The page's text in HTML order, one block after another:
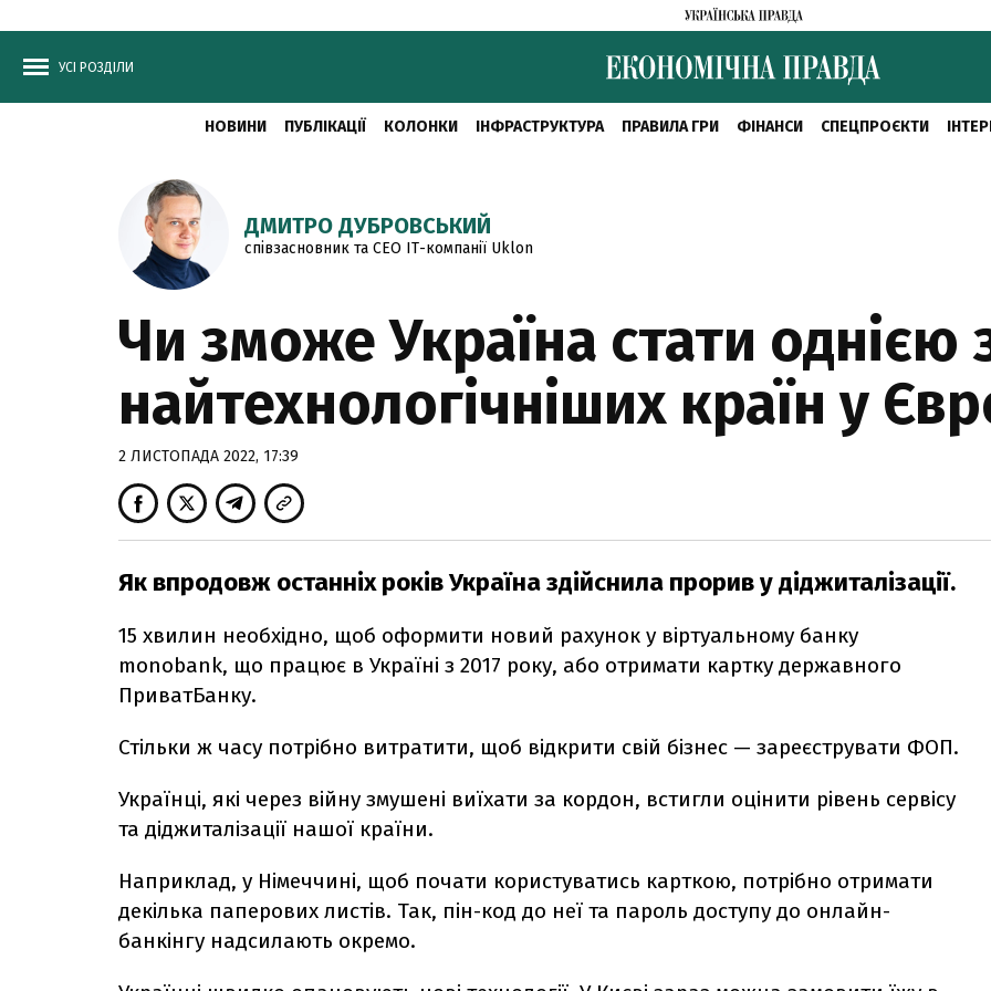
УСІ РОЗДІЛИ
НОВИНИ ПУБЛІКАЦІЇ КОЛОНКИ ІНФРАСТРУКТУРА ПРАВИЛА ГРИ ФІНАНСИ СПЕЦПРОЄКТИ
ДМИТРО ДУБРОВСЬКИЙ
співзасновник та CEO ІТ-компанії Uklon
Чи зможе Україна стати однією
найтехнологічніших країн у
2 ЛИСТОПАДА 2022, 17:39
Як впродовж останніх років Україна здійснила прорив у діджиталізації.
15 хвилин необхідно, щоб оформити новий рахунок у віртуальному банку
monobank, що працює в Україні з 2017 року, або отримати картку державного
ПриватБанку.
Стільки ж часу потрібно витратити, щоб відкрити свій бізнес — зареєструвати ФОП.
Українці, які через війну змушені виїхати за кордон, встигли оцінити рівень сервісу
та діджиталізації нашої країни.
Наприклад, у Німеччині, щоб почати користуватись карткою, потрібно отримати
декілька паперових листів. Так, пін-код до неї та пароль доступу до онлайн-
банкінгу надсилають окремо.